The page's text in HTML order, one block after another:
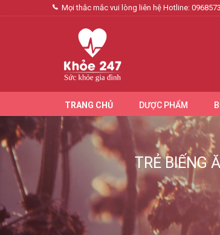
Mọi thắc mắc vui lòng liên hệ Hotline:
TRANG CHỦ DƯỢC PHẨM
TRẺ BIẾNG